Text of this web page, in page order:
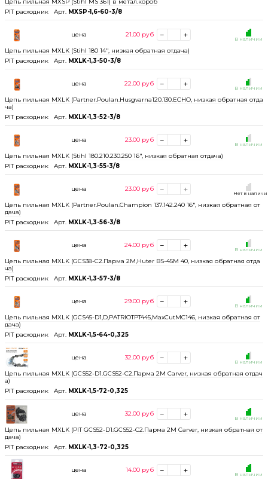
Цепь пильная MXSP (Stihl MS 361) в метал.короб
PIT расходник
Арт. MXSP-1,6-60-3/8
Цепь пильная MXLK (Stihl 180 14", низкая обратная отдача)
PIT расходник
Арт. MXLK-1,3-50-3/8
В наличии
цена 21.00 руб
Цепь пильная MXLK (Partner.Poulan.Husgvarna120.130.ECHO, низкая обратная отда
ча)
PIT расходник
Арт. MXLK-1,3-52-3/8
В наличии
цена 22.00 руб
Цепь пильная MXLK (Stihl 180.210.230.250 16", низкая обратная отдача)
PIT расходник
Арт. MXLK-1,3-55-3/8
В наличии
цена 23.00 руб
Цепь пильная MXLK (Partner.Poulan.Champion 137.142.240 16", низкая обратная от
дача)
PIT расходник
Арт. MXLK-1,3-56-3/8
Нет в
цена 23.00 руб
Цепь пильная MXLK (GCS38-C2.Парма 2М,Huter BS-45М 40, низкая обратная отда
ча)
PIT расходник
Арт. MXLK-1,3-57-3/8
В наличии
цена 24.00 руб
Цепь пильная MXLK (GCS45-D1,D,PATRIOTPT445,MaxCutMC146, низкая обратная от
дача)
PIT расходник
Арт. MXLK-1,5-64-0,325
В наличии
цена 29.00 руб
Цепь пильная MXLK (GCS52-D1.GCS52-C2.Парма 2М Carver, низкая обратная отдач
а)
PIT расходник
Арт. MXLK-1,5-72-0,325
В наличии
цена 32.00 руб
Цепь пильная MXLK (PIT GCS52-D1.GCS52-C2.Парма 2М Carver, низкая обратная от
дача)
PIT расходник
Арт. MXLK-1,3-72-0,325
В наличии
цена 32.00 руб
В наличии
цена 14.00 руб